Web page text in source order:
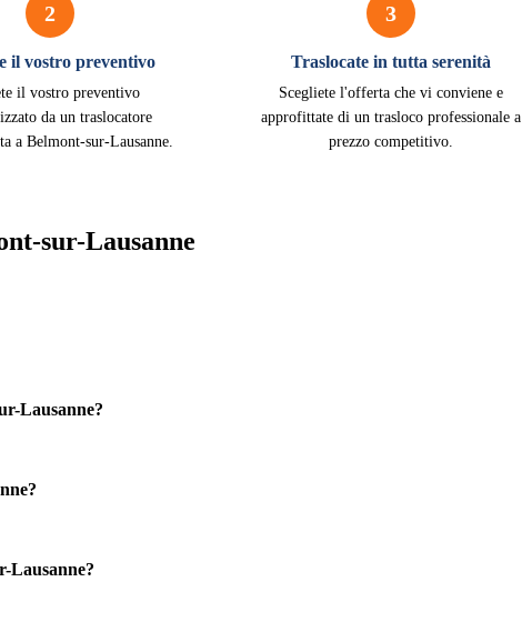
2
il vostro preventivo
il vostro preventivo
da un traslocatore
a Belmont-sur-Lausanne.
3
Traslocate in tutta serenità
Scegliete l'offerta che vi conviene e
approfittate di un trasloco professionale a
prezzo competitivo.
sur-Lausanne
Lausanne?
Lausanne?